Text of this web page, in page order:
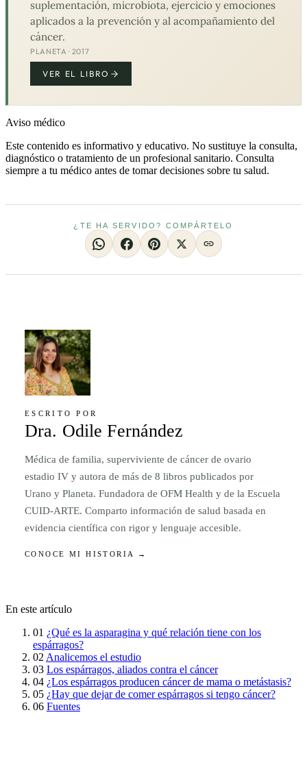
suplementación, microbiota, ejercicio y emociones
aplicados a la prevención y al acompañamiento del
cáncer.
PLANETA · 2017
VER EL LIBRO
Aviso médico
Este contenido es informativo y educativo. No sustituye la consulta,
diagnóstico o tratamiento de un profesional sanitario. Consulta
siempre a tu médico antes de tomar decisiones sobre tu salud.
¿TE HA SERVIDO? COMPÁRTELO
ESCRITO POR
Dra. Odile Fernández
Médica de familia, superviviente de cáncer de ovario
estadio IV y autora de más de 8 libros publicados por
Urano y Planeta. Fundadora de OFM Health y de la Escuela
CUID-ARTE. Comparto información de salud basada en
evidencia científica con rigor y lenguaje accesible.
CONOCE MI HISTORIA →
En este artículo
01 ¿Qué es la asparagina y qué relación tiene con los
espárragos?
02 Analicemos el estudio
03 Los espárragos, aliados contra el cáncer
04 ¿Los espárragos producen cáncer de mama o metástasis?
05 ¿Hay que dejar de comer espárragos si tengo cáncer?
06 Fuentes